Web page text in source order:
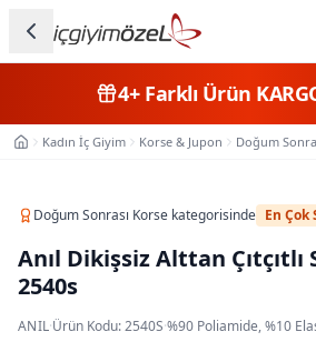
Kategorileri
Erkek
Çocuk
4+Farklı Ürün
Ana SayfaKadın İç Giyim Korse & Jupon Doğum
Doğum Sonrası Korse kategorisinde En Çok
Anıl Dikişsiz Alttan Çıtçıtlı
2540s
ANIL·Ürün Kodu:2540S·%90 Poliamide, %10